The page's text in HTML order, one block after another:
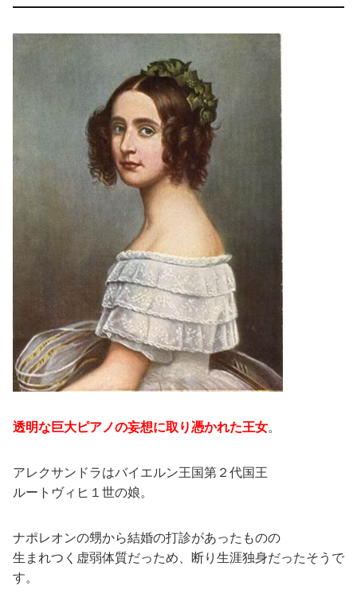
透明な巨大ピアノの妄想に取り憑かれた王女。
アレクサンドラはバイエルン王国第２代国王
ルートヴィヒ１世の娘。
ナポレオンの甥から結婚の打診があったものの
生まれつく虚弱体質だっため、断り生涯独身だったそうで
す。